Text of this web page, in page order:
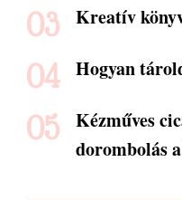
Kreatív
Hogyan
Kézműves
dorombolás